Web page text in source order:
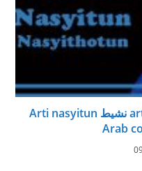
Arti nasyitun نشيط artinya dalam kamus Bahasa
Arab